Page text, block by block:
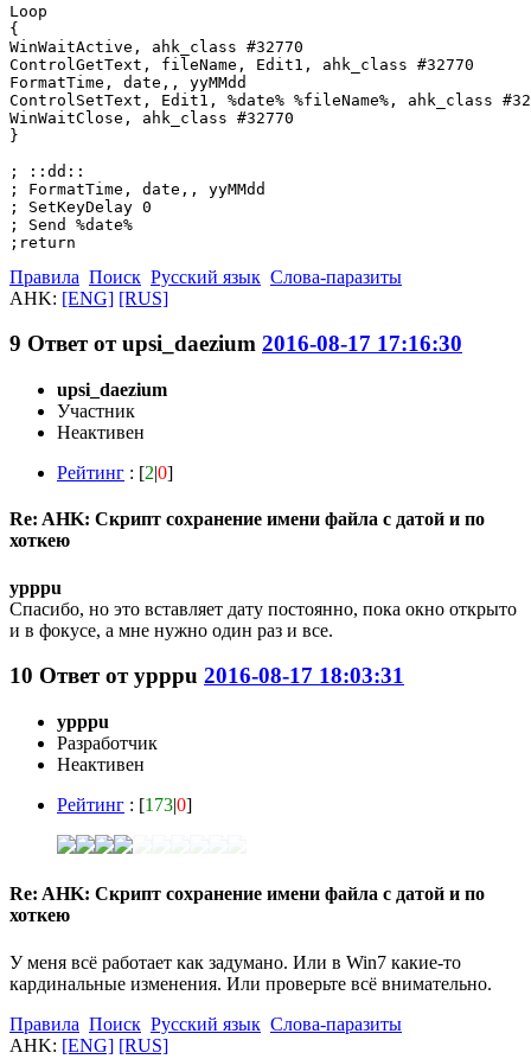
Loop
{
WinWaitActive, ahk_class #32770
ControlGetText, fileName, Edit1, ahk_class #32770
FormatTime, date,, yyMMdd
ControlSetText, Edit1, %date% %fileName%, ahk_class
WinWaitClose, ahk_class #32770
}
; ::dd::
; FormatTime, date,, yyMMdd
; SetKeyDelay 0
; Send %date%
;return
Правила Поиск Русский язык Слова-паразиты
AHK: [ENG] [RUS]
9 Ответ отupsi_daezium 2016-08-17 17:16:30
upsi_daezium
Участник
Неактивен
Рейтинг : [2|0]
Re: AHK: Скрипт сохранение имени файла с датой и по
хоткею
ypppu
Спасибо, но это вставляет дату постоянно, пока окно открыто
и в фокусе, а мне нужно один раз и все.
10 Ответ отypppu 2016-08-17 18:03:31
ypppu
Разработчик
Неактивен
Рейтинг : [173|0]
Re: AHK: Скрипт сохранение имени файла с датой и по
хоткею
У меня всё работает как задумано. Или в Win7 какие-то
кардинальные изменения. Или проверьте всё внимательно.
Правила Поиск Русский язык Слова-паразиты
AHK: [ENG] [RUS]